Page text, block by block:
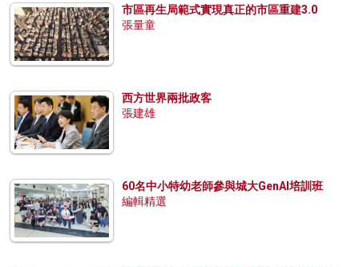
市區再生局範式實現真正的市區重建3.0
張量童
西方世界兩批政客
張建雄
60名中小特幼老師參與城大GenAI培訓班
編輯精選